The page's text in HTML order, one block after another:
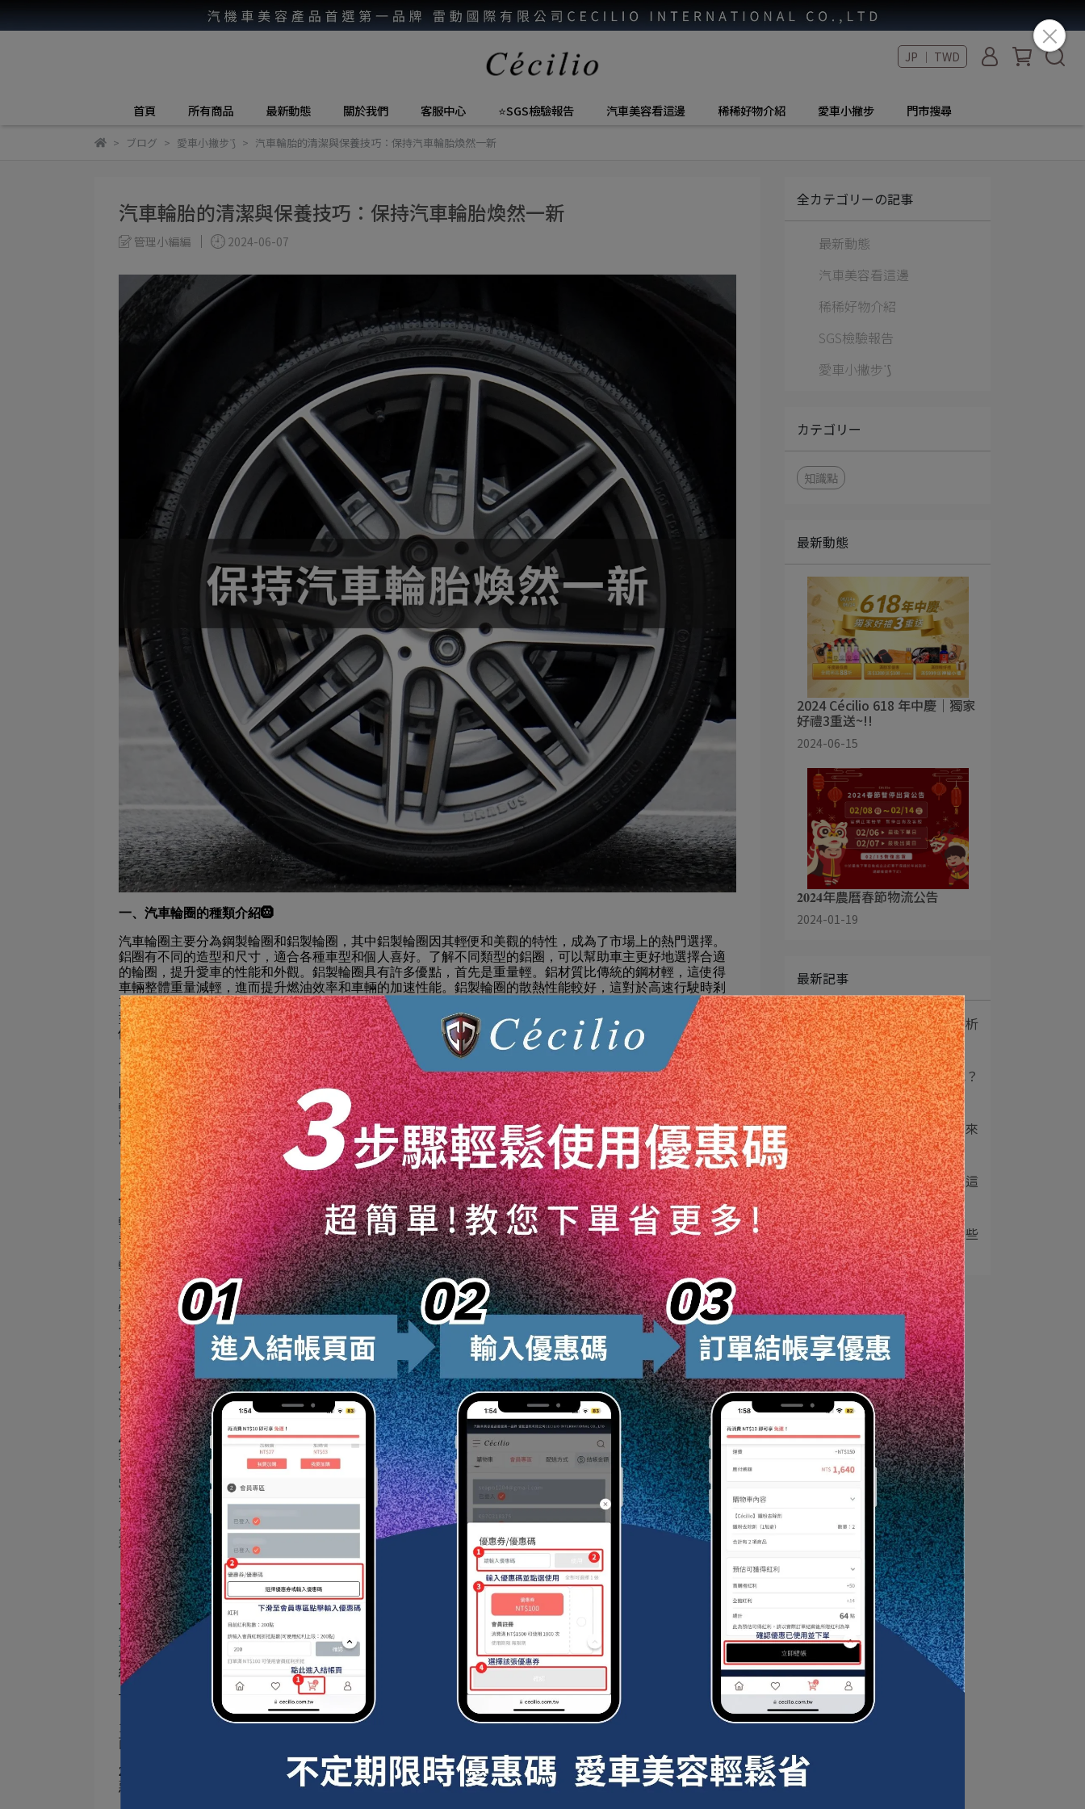
JP ｜ TWD
首頁 所有商品 最新動態 關於我們 客服中心 ⭐SGS檢驗報告 汽車美容看這邊 稀稀好物介紹 愛車小撇步 門市搜尋
ブログ 愛車小撇步ᐝ⟆ 汽車輪胎的清潔與保養技巧：保持汽車輪胎煥然一新
汽車輪胎的清潔與保養技巧：保持汽車輪胎煥然一新
管理小編編 2024-06-07
一、汽車輪圈的種類介紹🛞
汽車輪圈主要分為鋼製輪圈和鋁製輪圈，其中鋁製輪圈因其輕便和美觀的特性，成為了市場上的熱門選擇。
鋁圈有不同的造型和尺寸，適合各種車型和個人喜好。了解不同類型的鋁圈，可以幫助車主更好地選擇合適
的輪圈，提升愛車的性能和外觀。鋁製輪圈具有許多優點，首先是重量輕。鋁材質比傳統的鋼材輕，這使得
車輛整體重量減輕，進而提升燃油效率和車輛的加速性能。鋁製輪圈的散熱性能較好，這對於高速行駛時剎
車系統的冷卻非常關鍵，可以有效減少剎車失效的風險。鋁製輪圈的設計選擇更多，可以提供更多樣化的造
型和表面處理，如拋光、噴砂、陽極氧化等，這使得車主可以根據自己的審美喜好來選擇輪圈，增加愛車的
個性化和美觀性。而且，鋁圈相比鋼圈更能抵抗鏽蝕，使用壽命更長。
在選擇鋁製輪圈時，車主需要考慮到輪圈的尺寸和寬度，這將直接影響車輛的操控性和安全性。輪圈尺寸較
大，可以提供更大的接地面積，提升車輛的穩定性和操控性，但同時可能會增加輪胎的磨損。選擇合適的輪
圈尺寸對於保證駕駛安全至關重要。為了保證鋁製輪圈的性能和外觀，定期的清潔和維護也是必不可少的。
輪圈在行駛過程中容易積累灰塵、泥土和其他道路污染物，這些不僅影響輪圈的外觀，也可能腐蝕輪圈表
面，降低其使用壽命。使用專為鋁圈設計的清潔劑和護理產品可以有效去除這些污垢，保持輪圈的潔凈和光
澤，延長使用壽命。
二、汽車輪胎白化原因🔍
輪胎白化是車輪長期使用過程中常見的問題，主要由輪胎老化、紫外線照射或化學清潔劑造成。這不僅影響
美觀，也可能降低輪胎的使用安全性。了解白化的原因，對於選擇正確的保養方法至關重要。
輪胎白化的主要原因包括：
1.輪胎材料老化：輪胎在製造過程中加入了抗氧化劑和防老化劑來延長使用壽命。隨著時間的推移，這些化學
物質會逐漸耗盡，導致輪胎橡膠材料開始老化和硬化。老化的輪胎表面可能會出現裂紋，並逐漸呈現白色粉
末狀，這是橡膠分解的直接表現。
2.紫外線照射：
輪胎長時間暴露在陽光下，尤其是強烈的紫外線下，會加速橡膠材料的氧化過程。這種氧化不
僅使輪胎顏色變淺，形成白化現象，同時也會使輪胎失去彈性和抗壓力，影響其正常性能。
3.化學清潔劑的影響：不當使用含有強力化學成分的清潔劑清洗輪胎，可能會對輪胎表面造成化學損害。這些
清潔劑會破壞輪胎表面的保護層，促進橡膠材料的白化和裂解。
4.環境因素：長期在極端的氣候條件下使用，如高溫、寒冷或潮濕的環境，都會加速輪胎材料的老化過程，導
致白化。這些條件會使輪胎的橡膠成分發生物理和化學變化。
5.機械磨損：輪胎在行駛過程中不可避免地會經歷磨損，尤其是在粗糙或石質路面上。機械磨損可以導致輪胎
表層材料脫落，暴露出下層較白的橡膠，從而表現為白化。
為防止輪胎白化，建議定期進行輪胎維護，使用稀稀神油，它可以提供抗UV輻射和增強輪胎橡膠的保護層，
延長輪胎的使用壽命和美觀度。選擇合適的輪胎保養產品及定期檢查，是維持輪胎性能和外觀的關鍵步驟。
三、汽車輪框保養🧽
為了保持輪框的光澤和延長其使用壽命，建議定期進行清潔和保養。使用專門的鋁圈清潔劑，如
劑，可以有效去除輪框上的污垢和水漬，同時提供保護膜，減少日後的污染積累。定期使用專業的輪胎保養
劑，如脫酯洗車精
，可以防止輪胎白化，保持輪胎的柔韌性和光澤。汽車輪框的保養是確保車輛外觀及性能
維持在最佳狀態的重要部分。
下面是一些有助於維護 的具體步驟和建議：
1.定期清潔： 確保每次洗車時都仔細清潔鋁圈 。積累的污垢和灰塵不僅影響外觀，長期積累還可能腐蝕
表
面。使用稀稀神油的
2.檢查磨損和損傷：
定期檢查鋁圈是否有刮擦或其他物理損傷。早期發現小的損傷並進行修復，可以防止損傷
惡化，節省更大的維修費用。
全カテゴリーの記事
最新動態
汽車美容看這邊
稀稀好物介紹
SGS檢驗報告
愛車小撇步ᐝ⟆
カテゴリー
知識點
最新動態
2024 Cécilio 618 年中慶｜獨家
好禮3重送~!!
2024-06-15
𝟐𝟎𝟐𝟒年農曆春節物流公告
2024-01-19
最新記事
1 奈米塗層真的值得嗎？解析
車漆保養最夯技術⋯
2 精油讓愛車變亮還是毀車？
車體美容的
3 汽車美容的演變史！百年來
車主們如何讓愛車⋯
4 無棚車位雨季生存指南！這
樣保養，愛車不再⋯
5 可樂洗車、牙膏拋光？這些
洗車偏方到底行不⋯